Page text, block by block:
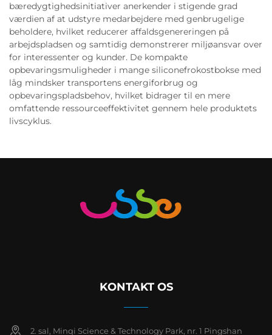
bæredygtighedsinitiativer anerkender i stigende grad
værdien af at udstyre medarbejdere med genbrugelige
beholdere, hvilket reducerer affaldsgenereringen på
arbejdspladsen og samtidig demonstrerer miljøansvar over
for interessenter og kunder. De kompakte
opbevaringsmuligheder i mange siliconefrokostbokse med
låg mindsker transportens energiforbrug og
opbevaringspladsbehov, hvilket bidrager til en mere
omfattende ressourceeffektivitet gennem hele produktets
livscyklus.
KONTAKT OS
2. sal, Minqi Science & Technology Park, nr. 1 Pingshan